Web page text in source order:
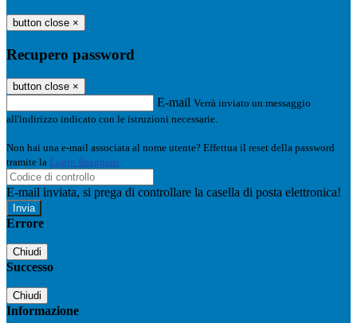
button close ×
Recupero password
button close ×
E-mail Verrà inviato un messaggio
all'indirizzo indicato con le istruzioni necessarie.
Non hai una e-mail associata al nome utente? Effettua il reset della password
tramite la Login Spaggiari
E-mail inviata, si prega di controllare la casella di posta elettronica!
Errore
Chiudi
Successo
Chiudi
Informazione